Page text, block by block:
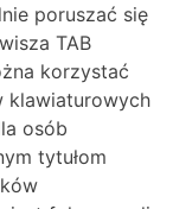
poruszać się
TAB
korzystać
klawiaturowych
osób
tytułom